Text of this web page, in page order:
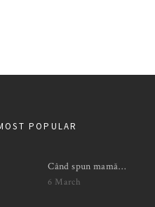
POPULAR
Când spun mamă…
6 March